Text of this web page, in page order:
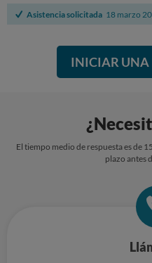
Asistencia solicitada 18 marzo
INICIAR UNA
El tiempo medio de respuesta es de
plazo antes